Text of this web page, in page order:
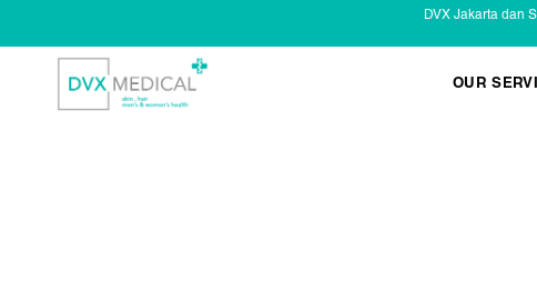
DVX Jakarta dan
OUR